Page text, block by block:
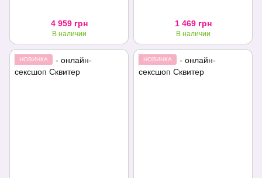
4 959 грн
В наличии
1 469 грн
В наличии
НОВИНКА НОВИНКА